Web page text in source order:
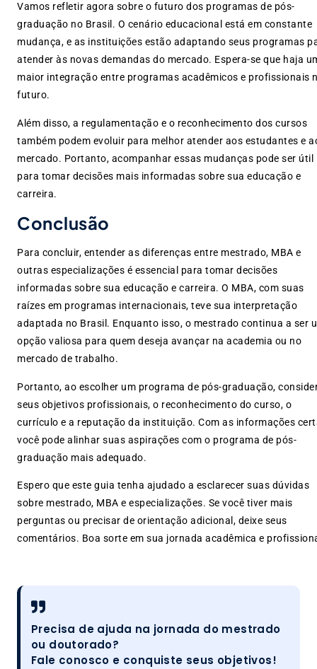
Vamos refletir agora sobre o futuro dos programas de pós-
graduação no Brasil. O cenário educacional está em constante
mudança, e as instituições estão adaptando seus programas
atender às novas demandas do mercado. Espera-se que haja
maior integração entre programas acadêmicos e profissionais
futuro.
Além disso, a regulamentação e o reconhecimento dos cursos
também podem evoluir para melhor atender aos estudantes e
mercado. Portanto, acompanhar essas mudanças pode ser útil
para tomar decisões mais informadas sobre sua educação e
carreira.
Conclusão
Para concluir, entender as diferenças entre mestrado, MBA e
outras especializações é essencial para tomar decisões
informadas sobre sua educação e carreira. O MBA, com suas
raízes em programas internacionais, teve sua interpretação
adaptada no Brasil. Enquanto isso, o mestrado continua a ser
opção valiosa para quem deseja avançar na academia ou no
mercado de trabalho.
Portanto, ao escolher um programa de pós-graduação,
seus objetivos profissionais, o reconhecimento do curso, o
currículo e a reputação da instituição. Com as informações
você pode alinhar suas aspirações com o programa de pós-
graduação mais adequado.
Espero que este guia tenha ajudado a esclarecer suas dúvidas
sobre mestrado, MBA e especializações. Se você tiver mais
perguntas ou precisar de orientação adicional, deixe seus
comentários. Boa sorte em sua jornada acadêmica e
Precisa de ajuda na jornada do mestrado
ou doutorado?
Fale conosco e conquiste seus objetivos!